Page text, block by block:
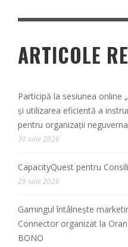
ARTICOLE
Participă la sesiunea online
și utilizarea eficientă a
pentru organizații
30 iulie 2026
CapacityQuest pentru
29 iulie 2026
Gamingul întâlnește
Connector organizat la
BONO